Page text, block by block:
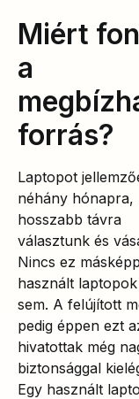
Miért
a
forrás?
Laptopot
néhány hónapra,
hosszabb távra
választunk és
Nincs ez
használt
sem. A felújított
pedig éppen ezt
hivatottak még
biztonsággal
Egy használt